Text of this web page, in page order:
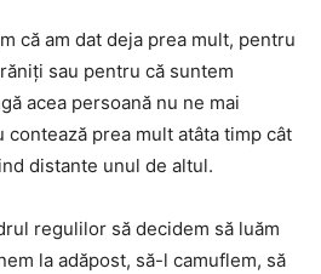
că am dat deja prea mult, pentru
sau pentru că suntem
acea persoană nu ne mai
prea mult atâta timp cât
distante unul de altul.
regulilor să decidem să luăm
la adăpost, să-l camuflem, să